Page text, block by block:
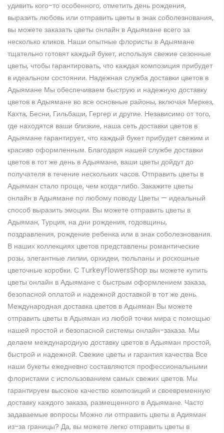
удивить кого-то особенного, отметить день рождения,
выразить любовь или отправить цветы в знак соболезнования,
вы можете заказать цветы онлайн в Адыямане всего за
несколько кликов. Наши опытные флористы в Адыямане
тщательно готовят каждый букет, используя свежие сезонные
цветы, чтобы гарантировать, что каждая композиция прибудет
в идеальном состоянии. Надежная служба доставки цветов в
Адыямане Мы обеспечиваем быструю и надежную доставку
цветов в Адыямане во все основные районы, включая Меркез,
Кахта, Бесни, Гильбаши, Гергер и другие. Независимо от того,
где находятся ваши близкие, наша сеть доставки цветов в
Адыямане гарантирует, что каждый букет прибудет свежим и
красиво оформленным. Благодаря нашей службе доставки
цветов в тот же день в Адыямане, ваши цветы дойдут до
получателя в течение нескольких часов. Отправить цветы в
Адыяман стало проще, чем когда-либо. Закажите цветы
онлайн в Адыямане по любому поводу Цветы — идеальный
способ выразить эмоции. Вы можете отправить цветы в
Адыяман, Турция, на дни рождения, годовщины,
поздравления, рождение ребенка или в знак соболезнования.
В наших коллекциях цветов представлены романтические
розы, элегантные лилии, орхидеи, тюльпаны и роскошные
цветочные коробки. С TurkeyFlowersShop вы можете купить
цветы онлайн в Адыямане с быстрым оформлением заказа,
безопасной оплатой и надежной доставкой в тот же день.
Международная доставка цветов в Адыяман Вы можете
отправить цветы в Адыяман из любой точки мира с помощью
нашей простой и безопасной системы онлайн-заказа. Мы
делаем международную доставку цветов в Адыяман простой,
быстрой и надежной. Свежие цветы и гарантия качества Все
наши букеты ежедневно составляются профессиональными
флористами с использованием самых свежих цветов. Мы
гарантируем высокое качество композиций и своевременную
доставку каждого заказа, размещенного в Адыямане. Часто
задаваемые вопросы Можно ли отправить цветы в Адияман
из-за границы? Да, вы можете легко отправить цветы в